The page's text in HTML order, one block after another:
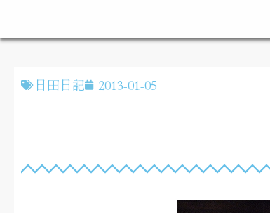
日田日記 2013-01-05